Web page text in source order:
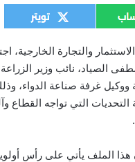
والتجارة
الصياد، نائب وزير
غرفة صناعة الدواء،
التي تواجه القطاع
.
الملف يأتي على رأس